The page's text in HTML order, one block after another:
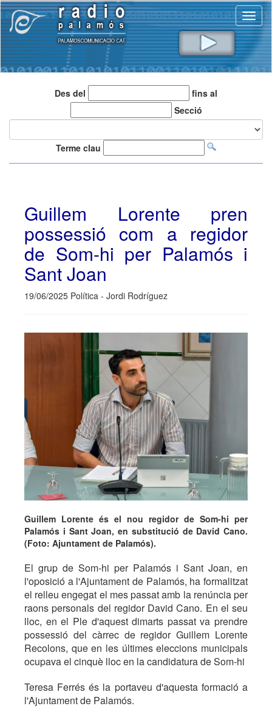
Des del
fins al
Secció
Terme clau
Guillem Lorente pren
possessió com a regidor
de Som-hi per Palamós i
Sant Joan
19/06/2025 Política - Jordi Rodríguez
Guillem Lorente és el nou regidor de Som-hi per
Palamós i Sant Joan, en substitució de David Cano.
(Foto: Ajuntament de Palamós).
El grup de Som-hi per Palamós i Sant Joan, en
l'oposició a l'Ajuntament de Palamós, ha formalitzat
el relleu engegat el mes passat amb la renúncia per
raons personals del regidor David Cano. En el seu
lloc, en el Ple d'aquest dimarts passat va prendre
possessió del càrrec de regidor Guillem Lorente
Recolons, que en les últimes eleccions municipals
ocupava el cinquè lloc en la candidatura de Som-hi
Teresa Ferrés és la portaveu d'aquesta formació a
l'Ajuntament de Palamós.